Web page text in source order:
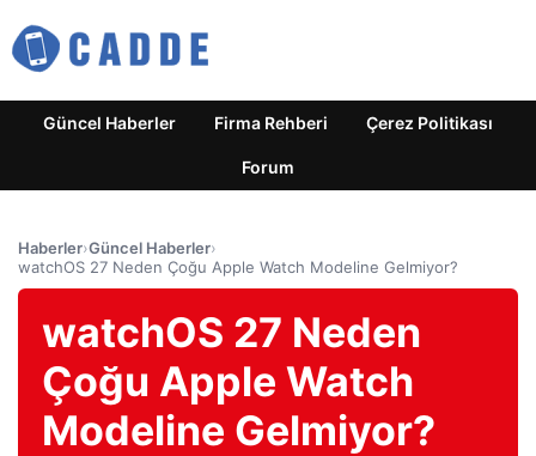
Güncel Haberler Firma Rehberi Çerez Politikası
Forum
Haberler›Güncel Haberler›
watchOS 27 Neden Çoğu Apple Watch Modeline Gelmiyor?
watchOS 27 Neden
Çoğu Apple Watch
Modeline Gelmiyor?